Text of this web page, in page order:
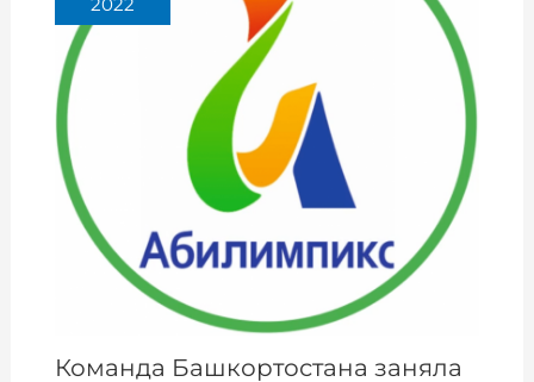
Команда Башкортостана заняла